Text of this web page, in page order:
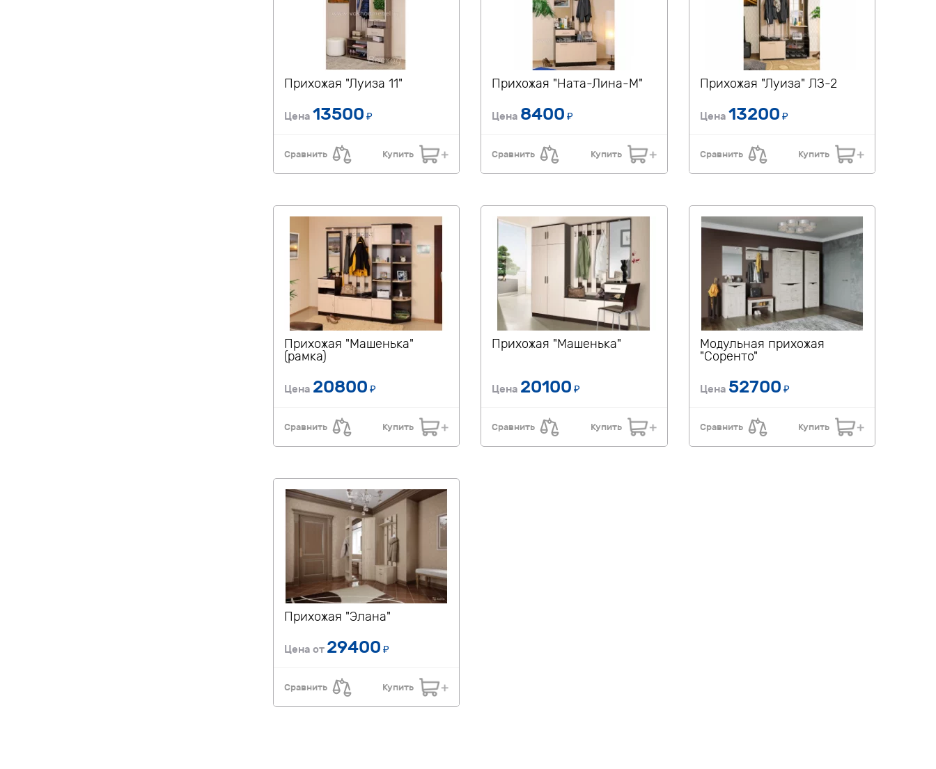
Прихожая "Луиза 11"
Цена 13500 ₽
Сравнить Купить
Прихожая "Ната-Лина-М"
Цена 8400 ₽
Сравнить Купить
Прихожая "Луиза" ЛЗ-2
Цена 13200 ₽
Сравнить Купить
Прихожая "Машенька"
(рамка)
Цена 20800 ₽
Сравнить Купить
Прихожая "Машенька"
Цена 20100 ₽
Сравнить Купить
Модульная прихожая
"Соренто"
Цена 52700 ₽
Сравнить Купить
Прихожая "Элана"
Цена от 29400 ₽
Сравнить Купить